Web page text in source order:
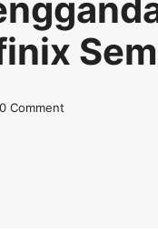
Comment